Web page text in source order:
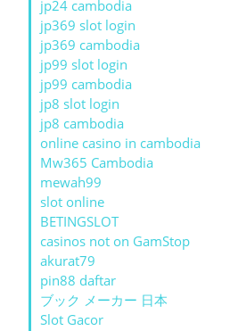
jp24 cambodia
jp369 slot login
jp369 cambodia
jp99 slot login
jp99 cambodia
jp8 slot login
jp8 cambodia
online casino in cambodia
Mw365 Cambodia
mewah99
slot online
BETINGSLOT
casinos not on GamStop
akurat79
pin88 daftar
ブック メーカー 日本
Slot Gacor